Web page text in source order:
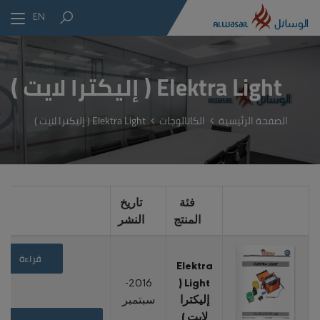
EN
Elektra Light ( إليكترا لايت )
الصفحة الرئيسية الكاتالوجات Elektra Light ( إليكترا لايت )
فئة
المنتج
تاريخ
النشر
Elektra
Light (
إليكترا
لايت )
2016-
سبتمبر
قراءة